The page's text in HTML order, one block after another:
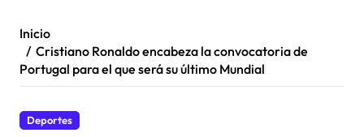
Inicio
Cristiano Ronaldo encabeza la convocatoria de
Portugal para el que será su último Mundial
Deportes